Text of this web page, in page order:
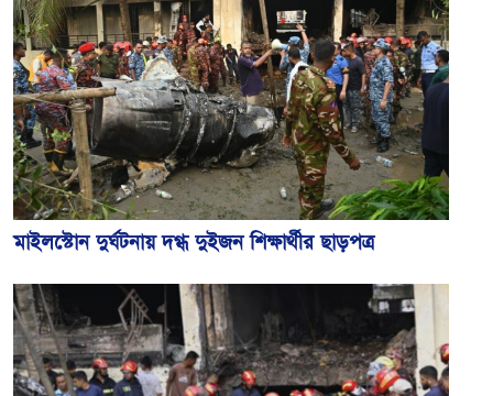
মাইলস্টোন দুর্ঘটনায় দগ্ধ দুইজন শিক্ষার্থীর ছাড়পত্র